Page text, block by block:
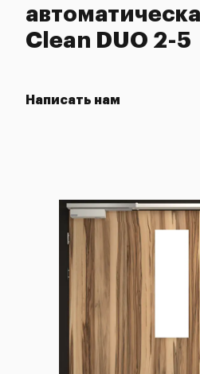
Clean DUO 2-5
Написать нам